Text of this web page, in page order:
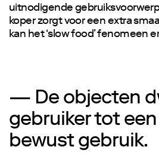
uitnodigende
koper zorgt voor een extra
kan het ‘slow food’ fenomeen
— De objecten
gebruiker tot
bewust gebruik.